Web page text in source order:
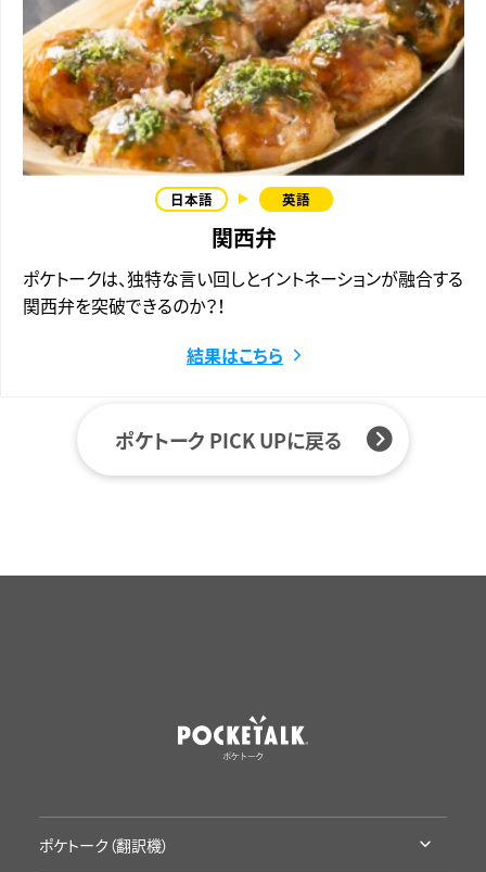
関西弁
ポケトークは、独特な言い回しとイントネーションが融合する
関西弁を突破できるのか？！
結果はこちら
ポケトーク PICK UPに戻る
ポケトーク（翻訳機）